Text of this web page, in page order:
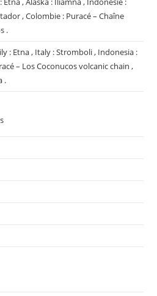
, Colombie : Puracé – Chaîne
.
: Etna , Italy : Stromboli , Indonesia :
– Los Coconucos volcanic chain ,
.